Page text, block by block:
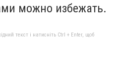
можно избежать.
текст і натисніть Ctrl + Enter, щоб